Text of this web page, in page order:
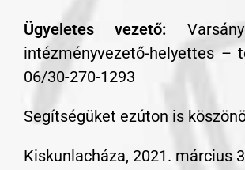
Ügyeletes vezető:
intézményvezető-helyettes –
06/30-270-1293
Segítségüket ezúton is
Kiskunlacháza, 2021. március